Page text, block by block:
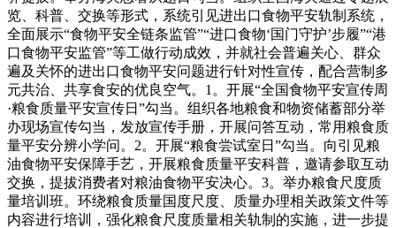
览、科普、交换等形式，系统引见进出口食物平安轨制系统，
全面展示“食物平安全链条监管”“进口食物‘国门守护’步履”“港
口食物平安监管”等工做行动成效，并就社会普遍关心、群众
遍及关怀的进出口食物平安问题进行针对性宣传，配合营制多
元共治、共享食安的优良空气。1。开展“全国食物平安宣传周
·粮食质量平安宣传日”勾当。组织各地粮食和物资储蓄部分举
办现场宣传勾当，发放宣传手册，开展问答互动，常用粮食质
量平安分辨小学问。2。开展“粮食尝试室日”勾当。向引见粮
油食物平安保障手艺，开展粮食质量平安科普，邀请参取互动
交换，提拔消费者对粮油食物平安决心。3。举办粮食尺度质
量培训班。环绕粮食质量国度尺度、质量办理相关政策文件等
内容进行培训，强化粮食尺度质量相关轨制的实施，进一步提